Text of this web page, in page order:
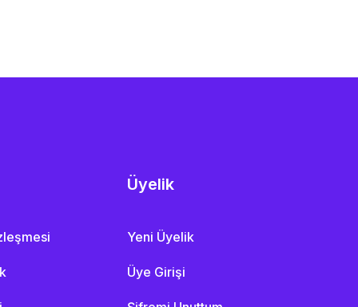
Üyelik
Yeni Üyelik
Üye Girişi